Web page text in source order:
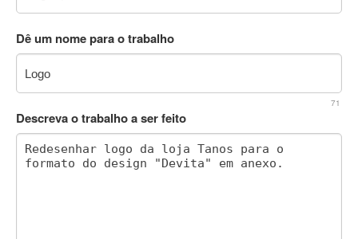
Dê um nome para o trabalho
71
Descreva o trabalho a ser feito